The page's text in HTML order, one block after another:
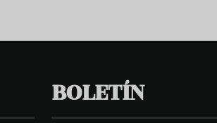
BOLETÍN